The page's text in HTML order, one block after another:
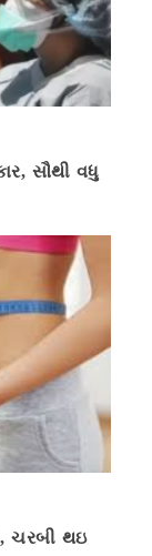
સૌથી વધુ
ચરબી થઇ